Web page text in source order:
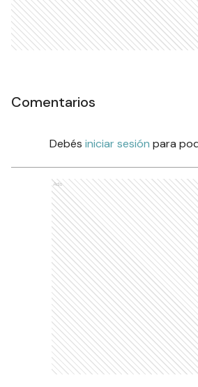
Comentarios
Debés iniciar sesión para
Ads